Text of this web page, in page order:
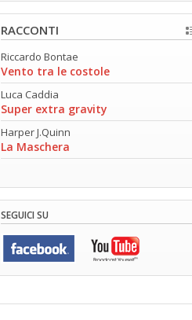
RACCONTI
Riccardo Bontae
Vento tra le costole
Luca Caddia
Super extra gravity
Harper J.Quinn
La Maschera
SEGUICI SU